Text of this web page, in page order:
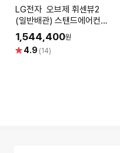
LG전자 오브제 휘센뷰2
(일반배관) 스탠드에어컨
FQ18EU1ES1 (58.5㎡) 실
외기포함 [전국기본설치 포
함]
1,544,400원
별 4.9 (14)